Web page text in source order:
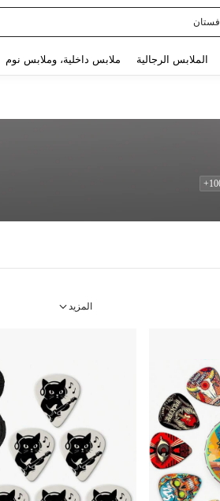
فستان
الملابس الرجالية ملابس داخلية، وملابس نوم
المزيد